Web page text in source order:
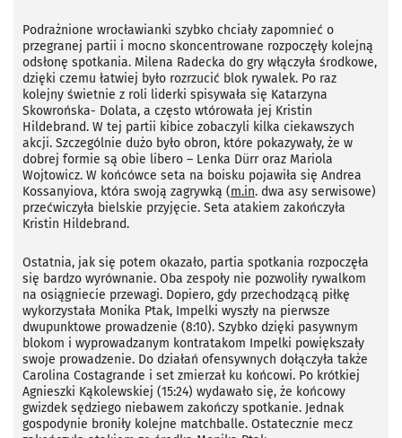
Podrażnione wrocławianki szybko chciały zapomnieć o
przegranej partii i mocno skoncentrowane rozpoczęły kolejną
odsłonę spotkania. Milena Radecka do gry włączyła środkowe,
dzięki czemu łatwiej było rozrzucić blok rywalek. Po raz
kolejny świetnie z roli liderki spisywała się Katarzyna
Skowrońska- Dolata, a często wtórowała jej Kristin
Hildebrand. W tej partii kibice zobaczyli kilka ciekawszych
akcji. Szczególnie dużo było obron, które pokazywały, że w
dobrej formie są obie libero – Lenka Dürr oraz Mariola
Wojtowicz. W końcówce seta na boisku pojawiła się Andrea
Kossanyiova, która swoją zagrywką (m.in. dwa asy serwisowe)
przećwiczyła bielskie przyjęcie. Seta atakiem zakończyła
Kristin Hildebrand.
Ostatnia, jak się potem okazało, partia spotkania rozpoczęła
się bardzo wyrównanie. Oba zespoły nie pozwoliły rywalkom
na osiągniecie przewagi. Dopiero, gdy przechodzącą piłkę
wykorzystała Monika Ptak, Impelki wyszły na pierwsze
dwupunktowe prowadzenie (8:10). Szybko dzięki pasywnym
blokom i wyprowadzanym kontratakom Impelki powiększały
swoje prowadzenie. Do działań ofensywnych dołączyła także
Carolina Costagrande i set zmierzał ku końcowi. Po krótkiej
Agnieszki Kąkolewskiej (15:24) wydawało się, że końcowy
gwizdek sędziego niebawem zakończy spotkanie. Jednak
gospodynie broniły kolejne matchballe. Ostatecznie mecz